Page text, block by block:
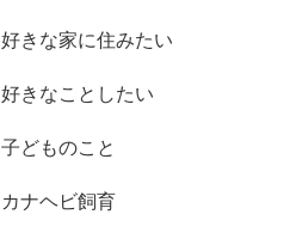
好きな家に住みたい
好きなことしたい
子どものこと
カナヘビ飼育